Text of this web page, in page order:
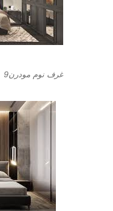
غرف نوم مودرن9